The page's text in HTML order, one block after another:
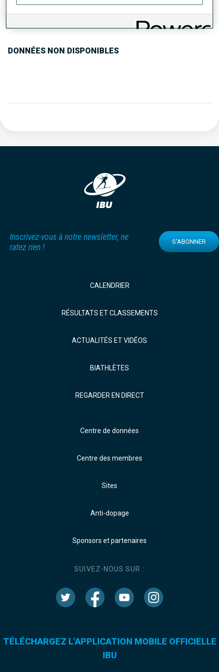
TENDANCE DES PERFORMANCES
DONNÉES NON DISPONIBLES
Inscrivez-vous à notre newsletter, ne
ratez rien !
S'ABONNER
CALENDRIER
RÉSULTATS ET CLASSEMENTS
ACTUALITÉS ET VIDÉOS
BIATHLÈTES
REGARDER EN DIRECT
Centre de données
Centre des membres
Sites
Anti-dopage
Sponsors et partenaires
SUIVEZ-NOUS SUR :
TÉLÉCHARGEZ L'APPLICATION MOBILE OFFICIELLE
IBU